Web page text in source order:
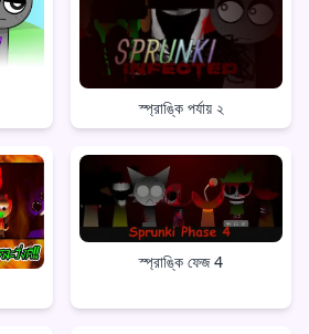
স্প্রাঙ্কি পর্যায় ২
স্প্রাঙ্কি ফেজ 4